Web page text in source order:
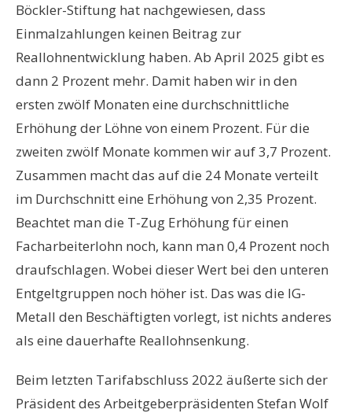
Böckler-Stiftung hat nachgewiesen, dass
Einmalzahlungen keinen Beitrag zur
Reallohnentwicklung haben. Ab April 2025 gibt es
dann 2 Prozent mehr. Damit haben wir in den
ersten zwölf Monaten eine durchschnittliche
Erhöhung der Löhne von einem Prozent. Für die
zweiten zwölf Monate kommen wir auf 3,7 Prozent.
Zusammen macht das auf die 24 Monate verteilt
im Durchschnitt eine Erhöhung von 2,35 Prozent.
Beachtet man die T-Zug Erhöhung für einen
Facharbeiterlohn noch, kann man 0,4 Prozent noch
draufschlagen. Wobei dieser Wert bei den unteren
Entgeltgruppen noch höher ist. Das was die IG-
Metall den Beschäftigten vorlegt, ist nichts anderes
als eine dauerhafte Reallohnsenkung.
Beim letzten Tarifabschluss 2022 äußerte sich der
Präsident des Arbeitgeberpräsidenten Stefan Wolf